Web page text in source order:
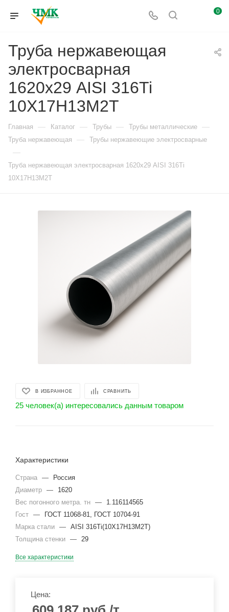
0
Труба нержавеющая
электросварная
1620х29 AISI 316Ti
10Х17Н13М2Т
Главная — Каталог — Трубы — Трубы металлические —
Труба нержавеющая — Трубы нержавеющие электросварные
—
Труба нержавеющая электросварная 1620х29 AISI 316Ti
10Х17Н13М2Т
В ИЗБРАННОЕ СРАВНИТЬ
25 человек(а) интересовались данным товаром
Характеристики
Страна —
Россия
Диаметр —
1620
Вес погонного метра. тн —
1.116114565
Гост —
ГОСТ 11068-81, ГОСТ 10704-91
Марка стали — AISI 316Ti(10Х17Н13М2Т)
Толщина стенки — 29
Все характеристики
Цена: